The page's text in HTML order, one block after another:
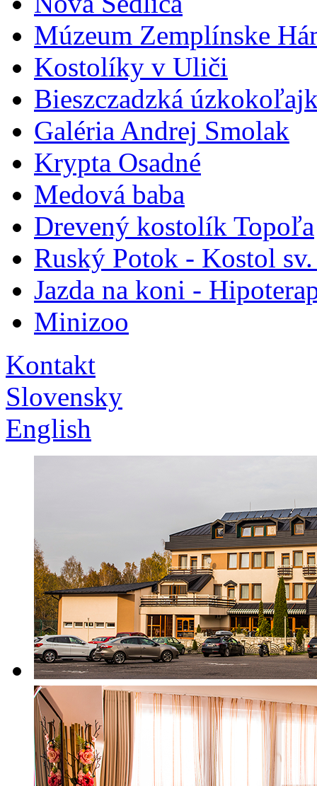
Múzeum Zemplínske
Kostolíky v Uliči
Bieszczadzká
Galéria Andrej Smolak
Krypta Osadné
Medová baba
Drevený kostolík Topoľa
Ruský Potok - Kostol
Jazda na koni -
Minizoo
Kontakt
Slovensky
English